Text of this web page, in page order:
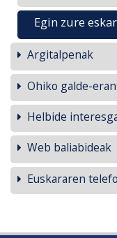
Egin zure
Argitalpenak
Ohiko galde-
Helbide
Web baliabideak
Euskararen